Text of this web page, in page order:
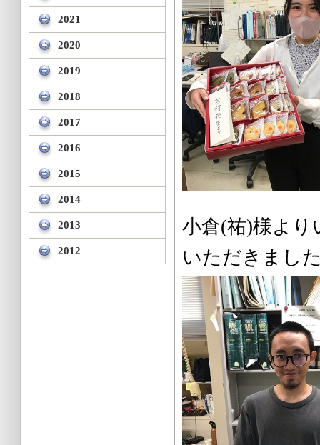
小倉(祐)様
いただきまし
2021
2020
2019
2018
2017
2016
2015
2014
2013
2012